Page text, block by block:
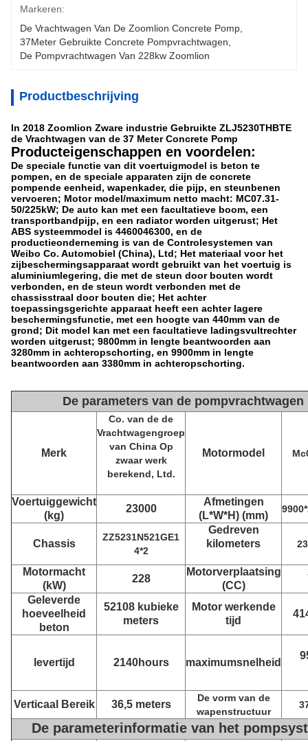
Markeren:
De Vrachtwagen Van De Zoomlion Concrete Pomp
37Meter Gebruikte Concrete Pompvrachtwagen
De Pompvrachtwagen Van 228kw Zoomlion
Productbeschrijving
In 2018 Zoomlion Zware industrie Gebruikte ZLJ5230THBTE
de Vrachtwagen van de 37 Meter Concrete Pomp
Producteigenschappen en voordelen:
De speciale functie van dit voertuigmodel is beton te
pompen, en de speciale apparaten zijn de concrete
pompende eenheid, wapenkader, die pijp, en steunbenen
vervoeren; Motor model/maximum netto macht: MC07.31-
50/225kW; De auto kan met een facultatieve boom, een
transportbandpijp, en een radiator worden uitgerust; Het
ABS systeemmodel is 4460046300, en de
productieonderneming is van de Controlesystemen van
Weibo Co. Automobiel (China), Ltd; Het materiaal voor het
zijbeschermingsapparaat wordt gebruikt van het voertuig is
aluminiumlegering, die met de steun door bouten wordt
verbonden, en de steun wordt verbonden met de
chassisstraal door bouten die; Het achter
toepassingsgerichte apparaat heeft een achter lagere
beschermingsfunctie, met een hoogte van 440mm van de
grond; Dit model kan met een facultatieve ladingsvultrechter
worden uitgerust; 9800mm in lengte beantwoorden aan
3280mm in achteropschorting, en 9900mm in lengte
beantwoorden aan 3380mm in achteropschorting.
De parameters van de pompvrachtwagen
Merk
Co. van de de
Vrachtwagengroep
van China Op
zwaar werk
berekend, Ltd.
Motormodel
Voertuiggewicht
(kg)
23000
Afmetingen
(L*W*H) (mm)
Chassis
ZZ5231N521GE1
4*2
Gedreven
kilometers
Motormacht
(kW)
228
Motorverplaatsing
(CC)
Geleverde
hoeveelheid
beton
52108 kubieke
meters
Motor werkende
tijd
levertijd 2140hours maximumsnelheid
Verticaal Bereik 36,5 meters
De vorm van de
wapenstructuur
De parameterinformatie van het